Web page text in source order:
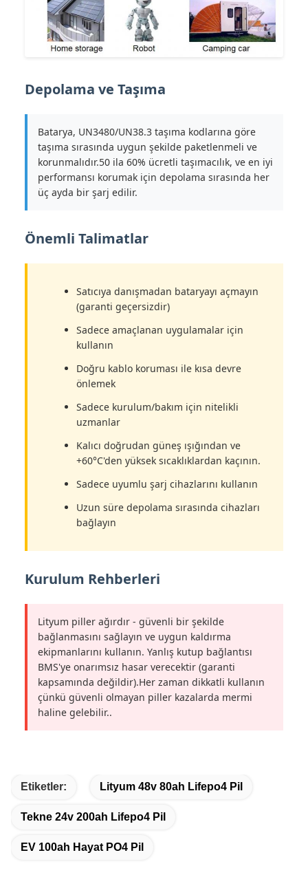
Depolama ve Taşıma
Batarya, UN3480/UN38.3 taşıma kodlarına göre
taşıma sırasında uygun şekilde paketlenmeli ve
korunmalıdır.50 ila 60% ücretli taşımacılık, ve en iyi
performansı korumak için depolama sırasında her
üç ayda bir şarj edilir.
Önemli Talimatlar
Satıcıya danışmadan bataryayı açmayın
(garanti geçersizdir)
Sadece amaçlanan uygulamalar için
kullanın
Doğru kablo koruması ile kısa devre
önlemek
Sadece kurulum/bakım için nitelikli
uzmanlar
Kalıcı doğrudan güneş ışığından ve
+60°C'den yüksek sıcaklıklardan kaçının.
Sadece uyumlu şarj cihazlarını kullanın
Uzun süre depolama sırasında cihazları
bağlayın
Kurulum Rehberleri
Lityum piller ağırdır - güvenli bir şekilde
bağlanmasını sağlayın ve uygun kaldırma
ekipmanlarını kullanın. Yanlış kutup bağlantısı
BMS'ye onarımsız hasar verecektir (garanti
kapsamında değildir).Her zaman dikkatli kullanın
çünkü güvenli olmayan piller kazalarda mermi
haline gelebilir..
Etiketler: Lityum 48v 80ah Lifepo4 Pil
Tekne 24v 200ah Lifepo4 Pil
EV 100ah Hayat PO4 Pil